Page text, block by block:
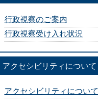
行政視察のご案内
行政視察受け入れ状況
アクセシビリティについて
アクセシビリティについて